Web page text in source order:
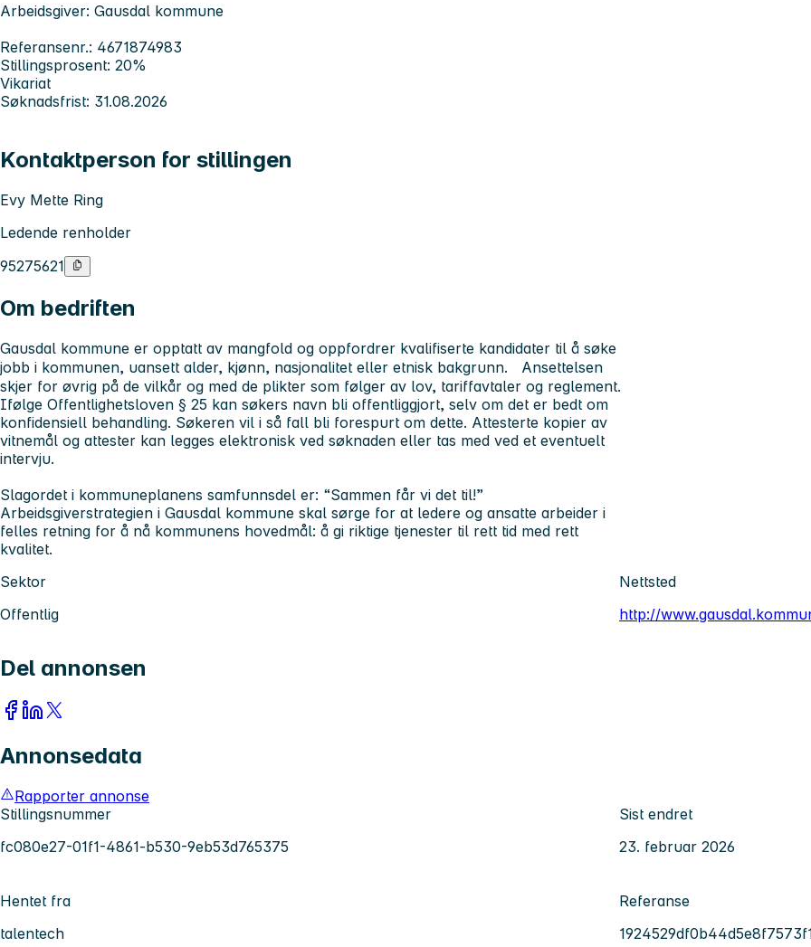
Arbeidsgiver: Gausdal kommune
Referansenr.: 4671874983
Stillingsprosent: 20%
Vikariat
Søknadsfrist: 31.08.2026
Kontaktperson for stillingen
Evy Mette Ring
Ledende renholder
95275621
Om bedriften
Gausdal kommune er opptatt av mangfold og oppfordrer kvalifiserte kandidater til å søke
jobb i kommunen, uansett alder, kjønn, nasjonalitet eller etnisk bakgrunn. Ansettelsen
skjer for øvrig på de vilkår og med de plikter som følger av lov, tariffavtaler og reglement.
Ifølge Offentlighetsloven § 25 kan søkers navn bli offentliggjort, selv om det er bedt om
konfidensiell behandling. Søkeren vil i så fall bli forespurt om dette. Attesterte kopier av
vitnemål og attester kan legges elektronisk ved søknaden eller tas med ved et eventuelt
intervju.
Slagordet i kommuneplanens samfunnsdel er: “Sammen får vi det til!”
Arbeidsgiverstrategien i Gausdal kommune skal sørge for at ledere og ansatte arbeider i
felles retning for å nå kommunens hovedmål: å gi riktige tjenester til rett tid med rett
kvalitet.
Sektor
Offentlig
Nettsted
http://
Del annonsen
Annonsedata
Rapporter annonse
Stillingsnummer
fc080e27-01f1-4861-b530-9eb53d765375
Sist endret
23. februar 2026
Hentet fra
talentech
Referanse